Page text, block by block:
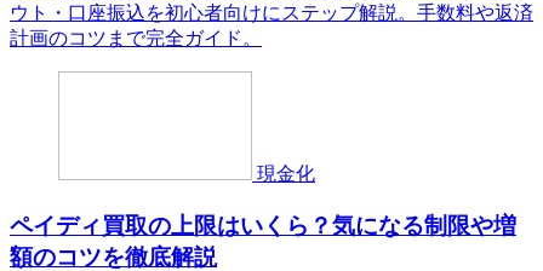
ウト・口座振込を初心者向けにステップ解説。手数料や返済
計画のコツまで完全ガイド。
現金化
ペイディ買取の上限はいくら？気になる制限や増
額のコツを徹底解説